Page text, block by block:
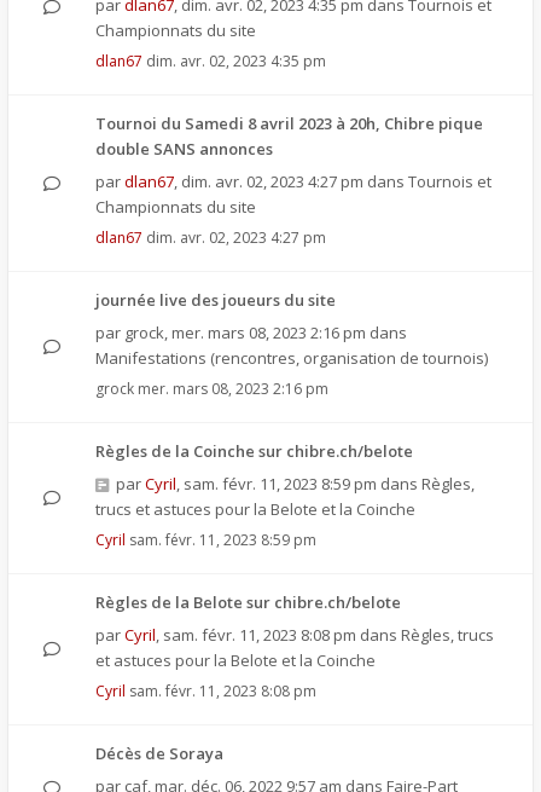
pardlan67, dim. avr. 02, 2023 4:35 pm dans Tournois et
Championnats du site
dlan67 dim. avr. 02, 2023 4:35 pm
Tournoi du Samedi 8 avril 2023 à 20h, Chibre pique
double SANS annonces
pardlan67, dim. avr. 02, 2023 4:27 pm dans Tournois et
Championnats du site
dlan67 dim. avr. 02, 2023 4:27 pm
journée live des joueurs du site
par grock, mer. mars 08, 2023 2:16 pm dans
Manifestations (rencontres, organisation de tournois)
grock mer. mars 08, 2023 2:16 pm
Règles de la Coinche sur chibre.ch/belote
parCyril, sam. févr. 11, 2023 8:59 pm dans Règles,
trucs et astuces pour la Belote et la Coinche
Cyril sam. févr. 11, 2023 8:59 pm
Règles de la Belote sur chibre.ch/belote
parCyril, sam. févr. 11, 2023 8:08 pm dans Règles, trucs
et astuces pour la Belote et la Coinche
Cyril sam. févr. 11, 2023 8:08 pm
Décès de Soraya
par caf, mar. déc. 06, 2022 9:57 am dans Faire-Part